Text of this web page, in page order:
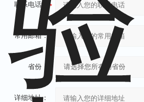
联系电话：
常用邮箱：
省份：
详细地址：